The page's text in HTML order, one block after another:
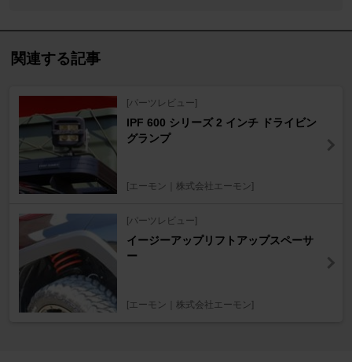
関連する記事
[パーツレビュー]
IPF 600 シリーズ 2 インチ ドライビン
グランプ
[エーモン｜株式会社エーモン]
[パーツレビュー]
イージーアップリフトアップスペーサ
ー
[エーモン｜株式会社エーモン]